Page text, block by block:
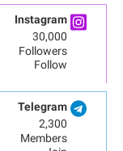
Instagram
30,000
Followers
Follow
Telegram
2,300
Members